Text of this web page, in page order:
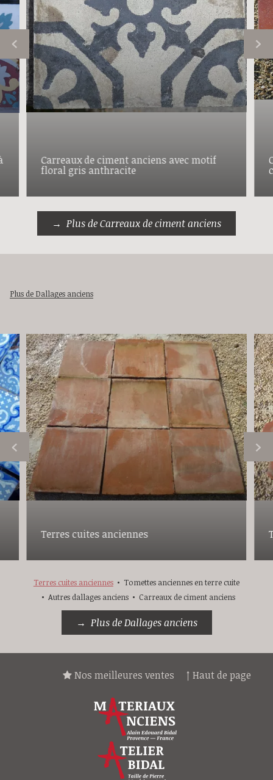
Carreaux de ciment anciens avec motif
floral gris anthracite
Plus de Carreaux de ciment anciens
Plus de Dallages anciens
Terres cuites anciennes
Terres cuites anciennes
Tomettes anciennes en terre cuite
Autres dallages anciens
Carreaux de ciment anciens
Plus de Dallages anciens
↑ Haut de page
Nos meilleures ventes